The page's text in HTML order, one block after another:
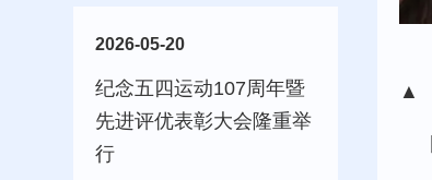
2026-05-20
纪念五四运动107周年暨
先进评优表彰大会隆重举
行
▲